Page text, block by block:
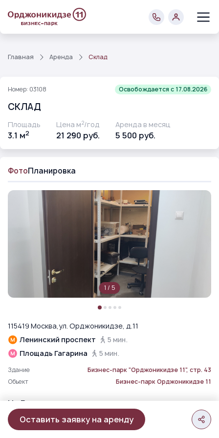
Главная Аренда Склад
Номер: 03108 Освобождается с 17.08.2026
СКЛАД
Площадь
3.1 м2
Цена м2/год
21 290 руб.
Аренда в месяц
5 500 руб.
ФотоПланировка
1 / 5
115419 Москва,ул. Орджоникидзе, д.11
Ленинский проспект
5 мин.
Площадь Гагарина
5 мин.
Здание
Бизнес-парк "Орджоникидзе 11", стр. 43
Объект
Бизнес-парк Орджоникидзе 11
На Генплане
Оставить заявку на аренду